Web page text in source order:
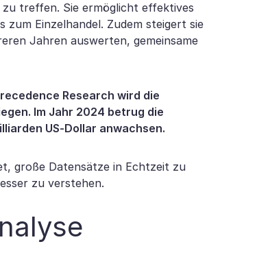
treffen. Sie ermöglicht effektives
zum Einzelhandel. Zudem steigert sie
Jahren auswerten, gemeinsame
Research wird die
Im Jahr 2024 betrug die
US-Dollar anwachsen.
große Datensätze in Echtzeit zu
zu verstehen.